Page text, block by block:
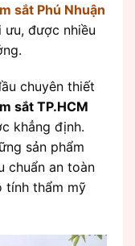
sắt Phú Nhuận
được nhiều
chuyên thiết
sắt TP.HCM
khẳng định.
sản phẩm
chuẩn an toàn
tính thẩm mỹ